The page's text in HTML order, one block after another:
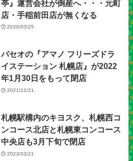
亭』運営会社が倒産へ・・・元町
店・手稲前田店が無くなる
2020/03/25
パセオの『アマノ フリーズドラ
イステーション 札幌店』が2022
年1月30日をもって閉店
2021/12/21
札幌駅構内のキヨスク、札幌西コ
ンコース北店と札幌東コンコース
中央店も3月下旬で閉店
2023/03/21